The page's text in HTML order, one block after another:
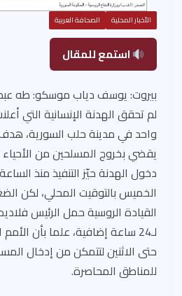
الأخبار المحلية الصحافة العربية
استمع للمقال
بيروت: يوسف دياب موسكو: طه عبد
لم تحقق الهدنة الإنسانية التي
واحد في مدينة حلب السورية،
يقضي بخروج المسلحين من الأحياء
دخول الهدنة حيّز التنفيذ منذ
الخميس بالتوقيت المحلي، لكن
القيادة الروسية حمل الرئيس
لـ24 ساعة إضافية، علما بأن
حتى الاثنين لتتمكن من إدخال
للمناطق المحاصرة.